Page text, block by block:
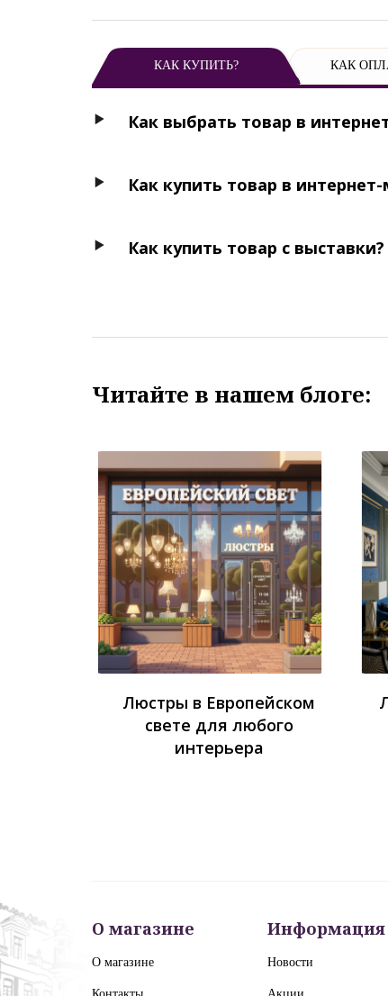
КАК КУПИТЬ? КАК
Как выбрать товар в
Как купить товар в интернет-
Как купить товар с выставки?
Читайте в нашем блоге:
Люстры в Европейском
свете для любого
интерьера
О магазине
О магазине
Информация
Новости